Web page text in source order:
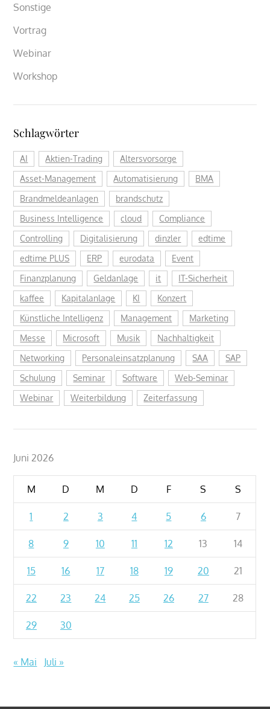
Sonstige
Vortrag
Webinar
Workshop
Schlagwörter
AI Aktien-Trading
Altersvorsorge
Asset-Management
Automatisierung
BMA
Brandmeldeanlagen
brandschutz
Business Intelligence
cloud
Compliance
Controlling
Digitalisierung dinzler
edtime
edtime PLUS
ERP eurodata
Event
Finanzplanung
Geldanlage it
IT-Sicherheit
kaffee
Kapitalanlage KI
Konzert
Künstliche Intelligenz
Management
Marketing
Messe
Microsoft Musik
Nachhaltigkeit
Networking
Personaleinsatzplanung SAA
SAP
Schulung
Seminar Software
Web-Seminar
Webinar
Weiterbildung Zeiterfassung
Juni 2026
M D M D F S S
1 2 3 4 5 6 7
8 9 10 11 12 13 14
15 16 17 18 19 20 21
22 23 24 25 26 27 28
29 30
« Mai Juli »